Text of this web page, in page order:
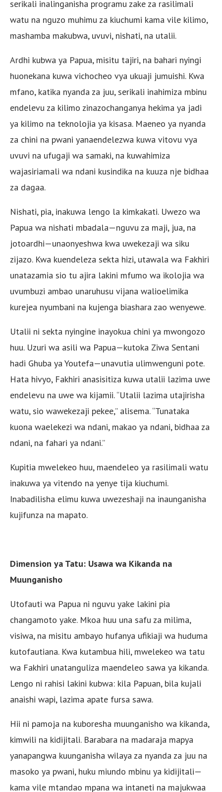
serikali inalinganisha programu zake za rasilimali
watu na nguzo muhimu za kiuchumi kama vile kilimo,
mashamba makubwa, uvuvi, nishati, na utalii.
Ardhi kubwa ya Papua, misitu tajiri, na bahari nyingi
huonekana kuwa vichocheo vya ukuaji jumuishi. Kwa
mfano, katika nyanda za juu, serikali inahimiza mbinu
endelevu za kilimo zinazochanganya hekima ya jadi
ya kilimo na teknolojia ya kisasa. Maeneo ya nyanda
za chini na pwani yanaendelezwa kuwa vitovu vya
uvuvi na ufugaji wa samaki, na kuwahimiza
wajasiriamali wa ndani kusindika na kuuza nje bidhaa
za dagaa.
Nishati, pia, inakuwa lengo la kimkakati. Uwezo wa
Papua wa nishati mbadala—nguvu za maji, jua, na
jotoardhi—unaonyeshwa kwa uwekezaji wa siku
zijazo. Kwa kuendeleza sekta hizi, utawala wa Fakhiri
unatazamia sio tu ajira lakini mfumo wa ikolojia wa
uvumbuzi ambao unaruhusu vijana walioelimika
kurejea nyumbani na kujenga biashara zao wenyewe.
Utalii ni sekta nyingine inayokua chini ya mwongozo
huu. Uzuri wa asili wa Papua—kutoka Ziwa Sentani
hadi Ghuba ya Youtefa—unavutia ulimwenguni pote.
Hata hivyo, Fakhiri anasisitiza kuwa utalii lazima uwe
endelevu na uwe wa kijamii. “Utalii lazima utajirisha
watu, sio wawekezaji pekee,” alisema. “Tunataka
kuona waelekezi wa ndani, makao ya ndani, bidhaa za
ndani, na fahari ya ndani.”
Kupitia mwelekeo huu, maendeleo ya rasilimali watu
inakuwa ya vitendo na yenye tija kiuchumi.
Inabadilisha elimu kuwa uwezeshaji na inaunganisha
kujifunza na mapato.
Dimension ya Tatu: Usawa wa Kikanda na
Muunganisho
Utofauti wa Papua ni nguvu yake lakini pia
changamoto yake. Mkoa huu una safu za milima,
visiwa, na misitu ambayo hufanya ufikiaji wa huduma
kutofautiana. Kwa kutambua hili, mwelekeo wa tatu
wa Fakhiri unatanguliza maendeleo sawa ya kikanda.
Lengo ni rahisi lakini kubwa: kila Papuan, bila kujali
anaishi wapi, lazima apate fursa sawa.
Hii ni pamoja na kuboresha muunganisho wa kikanda,
kimwili na kidijitali. Barabara na madaraja mapya
yanapangwa kuunganisha wilaya za nyanda za juu na
masoko ya pwani, huku miundo mbinu ya kidijitali—
kama vile mtandao mpana wa intaneti na majukwaa